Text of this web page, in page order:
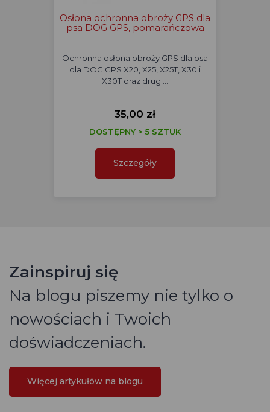
Osłona ochronna obroży GPS dla
psa DOG GPS, pomarańczowa
Ochronna osłona obroży GPS dla psa
dla DOG GPS X20, X25, X25T, X30 i
X30T oraz drugi…
35,00 zł
DOSTĘPNY > 5 SZTUK
Szczegóły
Zainspiruj się
Na blogu piszemy nie tylko o
nowościach i Twoich
doświadczeniach.
Więcej artykułów na blogu